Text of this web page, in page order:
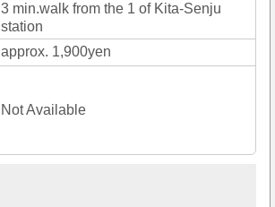
3 min.walk from the 1 of Kita-Senju
station
approx. 1,900yen
Not Available